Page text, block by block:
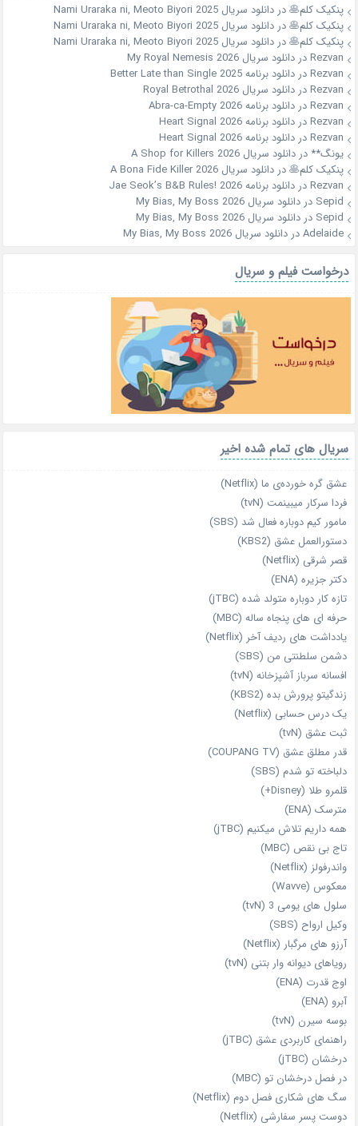
پنکیک کلم🥞دردانلود سریال Nami Uraraka ni, Meoto Biyori 2025
پنکیک کلم🥞دردانلود سریال Nami Uraraka ni, Meoto Biyori 2025
پنکیک کلم🥞دردانلود سریال Nami Uraraka ni, Meoto Biyori 2025
Rezvanدردانلود سریال My Royal Nemesis 2026
Rezvanدردانلود برنامه Better Late than Single 2025
Rezvanدردانلود سریال Royal Betrothal 2026
Rezvanدردانلود برنامه Abra-ca-Empty 2026
Rezvanدردانلود برنامه Heart Signal 2026
Rezvanدردانلود برنامه Heart Signal 2026
یونگ** دردانلود سریال A Shop for Killers 2026
پنکیک کلم🥞دردانلود سریال A Bona Fide Killer 2026
Rezvanدردانلود برنامه Jae Seok’s B&B Rules! 2026
Sepid دردانلود سریال My Bias, My Boss 2026
Sepid دردانلود سریال My Bias, My Boss 2026
Adelaideدردانلود سریال My Bias, My Boss 2026
درخواست فیلم و سریال
سریال های تمام شده اخیر
عشق گره خورده‌ی ما (Netflix)
فردا سرکار میبینمت (tvN)
مامور کیم دوباره فعال شد (SBS)
دستورالعمل عشق (KBS2)
قصر شرقی (Netflix)
دکتر جزیره (ENA)
تازه‌ کار دوباره‌ متولد شده (jTBC)
حرفه‌ ای‌ های پنجاه‌ ساله (MBC)
یادداشت‌ های ردیف آخر (Netflix)
دشمن سلطنتی من (SBS)
افسانه سرباز آشپزخانه (tvN)
زندگیتو پرورش بده (KBS2)
یک درس حسابی (Netflix)
ثبت عشق (tvN)
قدر مطلق عشق (COUPANG TV)
دلباخته تو شدم (SBS)
قلمرو طلا (Disney+)
مترسک (ENA)
همه داریم تلاش میکنیم (jTBC)
تاج بی‌ نقص (MBC)
واندرفولز (Netflix)
معکوس (Wavve)
سلول های یومی 3 (tvN)
وکیل ارواح (SBS)
آرزو های مرگبار (Netflix)
رویاهای دیوانه‌ وار بتنی (tvN)
اوج قدرت (ENA)
آبرو (ENA)
بوسه سیرن (tvN)
راهنمای کاربردی عشق (jTBC)
درخشان (jTBC)
در فصل درخشان تو (MBC)
سگ های شکاری فصل دوم (Netflix)
دوست‌ پسر سفارشی (Netflix)